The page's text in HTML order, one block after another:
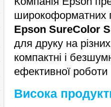
широкоформатних
Epson SureColor
для друку на
компактні і
ефективної роботи
Висока